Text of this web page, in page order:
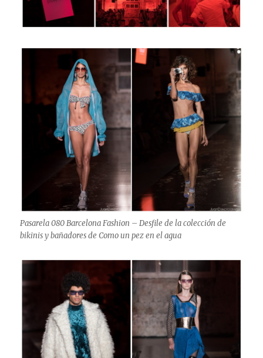
Pasarela 080 Barcelona Fashion – Desfile de la colección de
bikinis y bañadores de Como un pez en el agua